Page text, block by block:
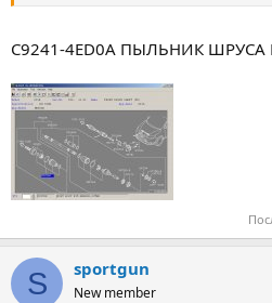
C9241-4ED0A ПЫЛЬНИК ШРУСА
S sportgun
New member